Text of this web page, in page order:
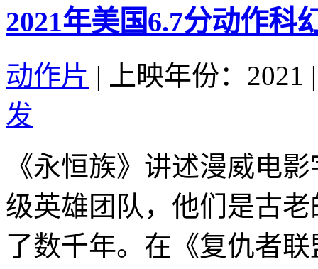
2021年美国6.7分动作科
动作片 | 上映年份：2021 |
发
《永恒族》讲述漫威电
级英雄团队，他们是古
了数千年。在《复仇者